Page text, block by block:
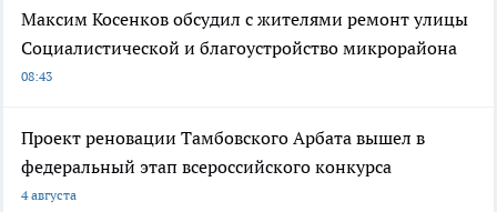
Максим Косенков обсудил с жителями ремонт улицы
Социалистической и благоустройство микрорайона
08:43
Проект реновации Тамбовского Арбата вышел в
федеральный этап всероссийского конкурса
4 августа